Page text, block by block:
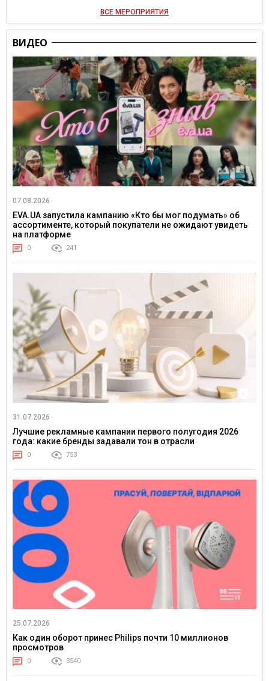
ВСЕ МЕРОПРИЯТИЯ
ВИДЕО
07.08.2026
EVA.UA запустила кампанию «Кто бы мог подумать» об
ассортименте, который покупатели не ожидают увидеть
на платформе
0 241
31.07.2026
Лучшие рекламные кампании первого полугодия 2026
года: какие бренды задавали тон в отрасли
0 753
25.07.2026
Как один оборот принес Philips почти 10 миллионов
просмотров
0 3540